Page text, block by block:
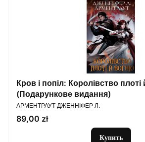
Кров і попіл: Королівство
(Подарункове видання)
ПРОИЗВОДИТЕЛЬ
АРМЕНТРАУТ ДЖЕННІФЕР Л.
Цена
89,00 zł
Купить